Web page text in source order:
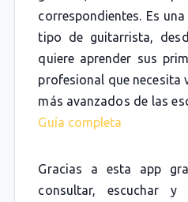
correspondientes. Es
tipo de guitarrista,
quiere aprender sus
profesional que necesita
más avanzados de las
Guía completa
Gracias a esta app
consultar, escuchar